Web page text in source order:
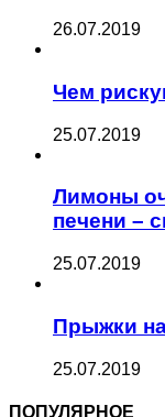
26.07.2019
Чем
25.07.2019
Лимоны
печени –
25.07.2019
Прыжки
25.07.2019
ПОПУЛЯРНОЕ